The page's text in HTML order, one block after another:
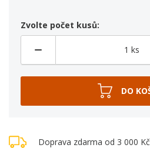
Zvolte počet kusů:
Doprava zdarma od 3 000 Kč